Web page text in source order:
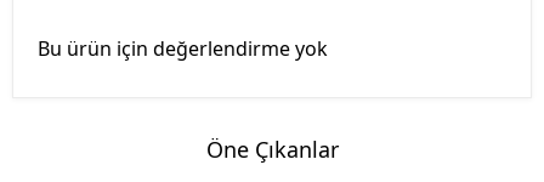
Bu ürün için değerlendirme yok
Öne Çıkanlar